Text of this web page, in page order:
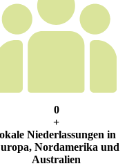
0
+
Niederlassungen in
Nordamerika und
Australien